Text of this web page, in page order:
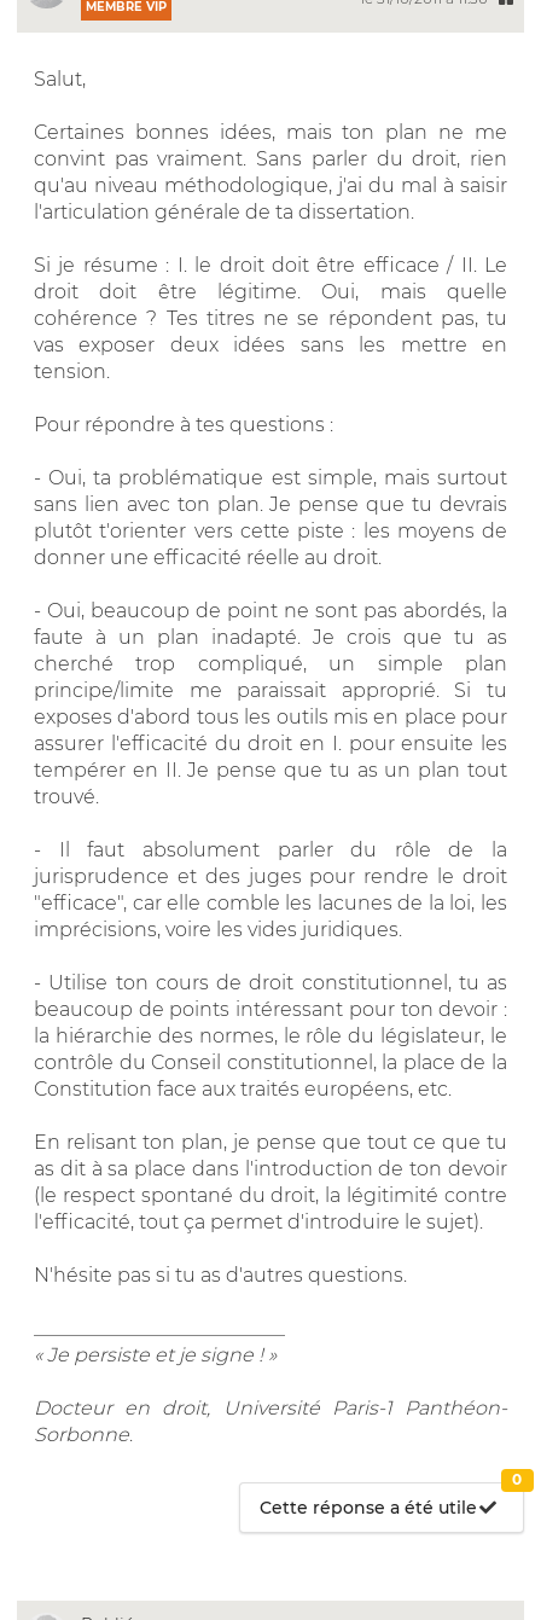
MEMBRE VIP
Salut,
Certaines bonnes idées, mais ton plan ne me
convint pas vraiment. Sans parler du droit, rien
qu'au niveau méthodologique, j'ai du mal à saisir
l'articulation générale de ta dissertation.
Si je résume : I. le droit doit être efficace / II. Le
droit doit être légitime. Oui, mais quelle
cohérence ? Tes titres ne se répondent pas, tu
vas exposer deux idées sans les mettre en
tension.
Pour répondre à tes questions :
- Oui, ta problématique est simple, mais surtout
sans lien avec ton plan. Je pense que tu devrais
plutôt t'orienter vers cette piste : les moyens de
donner une efficacité réelle au droit.
- Oui, beaucoup de point ne sont pas abordés, la
faute à un plan inadapté. Je crois que tu as
cherché trop compliqué, un simple plan
principe/limite me paraissait approprié. Si tu
exposes d'abord tous les outils mis en place pour
assurer l'efficacité du droit en I. pour ensuite les
tempérer en II. Je pense que tu as un plan tout
trouvé.
- Il faut absolument parler du rôle de la
jurisprudence et des juges pour rendre le droit
"efficace", car elle comble les lacunes de la loi, les
imprécisions, voire les vides juridiques.
- Utilise ton cours de droit constitutionnel, tu as
beaucoup de points intéressant pour ton devoir :
la hiérarchie des normes, le rôle du législateur, le
contrôle du Conseil constitutionnel, la place de la
Constitution face aux traités européens, etc.
En relisant ton plan, je pense que tout ce que tu
as dit à sa place dans l'introduction de ton devoir
(le respect spontané du droit, la légitimité contre
l'efficacité, tout ça permet d'introduire le sujet).
N'hésite pas si tu as d'autres questions.
« Je persiste et je signe ! »
Docteur en droit, Université Paris-1 Panthéon-
Sorbonne
Cette réponse a été utile
0